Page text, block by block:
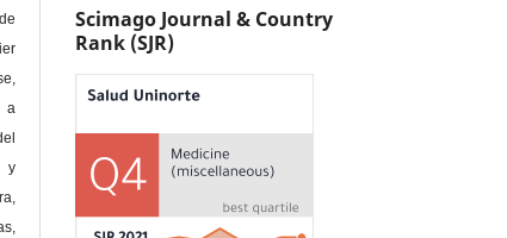
a
y
Scimago Journal & Country
Rank (SJR)